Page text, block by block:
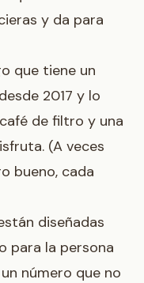
y da para
que tiene un
2017 y lo
de filtro y una
(A veces
bueno, cada
diseñadas
para la persona
número que no